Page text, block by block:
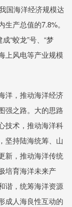
国海洋经济规模达
产总值的7.8%。
“蛟龙”号、“梦
上风电等产业规模
，推动海洋经济
强之路。大的思路
技术，推动海洋科
坚持陆海统筹、山
新，推动海洋传统
培育海洋未来产
谐，统筹海洋资源
成人海良性互动的